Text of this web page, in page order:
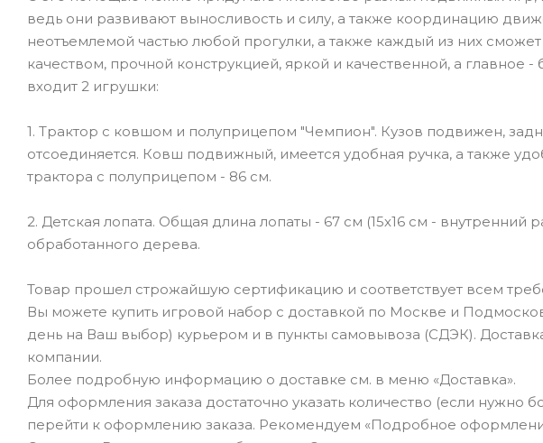
ведь они развивают выносливость и силу, а также координацию
неотъемлемой частью любой прогулки, а также каждый из них
качеством, прочной конструкцией, яркой и качественной, а главное
входит 2 игрушки:
1. Трактор с ковшом и полуприцепом "Чемпион". Кузов подвижен,
отсоединяется. Ковш подвижный, имеется удобная ручка, а также
трактора с полуприцепом - 86 см.
2. Детская лопата. Общая длина лопаты - 67 см (15х16 см -
обработанного дерева.
Товар прошел строжайшую сертификацию и соответствует всем
Вы можете купить игровой набор с доставкой по Москве и
день на Ваш выбор) курьером и в пункты самовывоза (СДЭК).
компании.
Более подробную информацию о доставке см. в меню «Доставка».
Для оформления заказа достаточно указать количество (если нужно
перейти к оформлению заказа. Рекомендуем «Подробное